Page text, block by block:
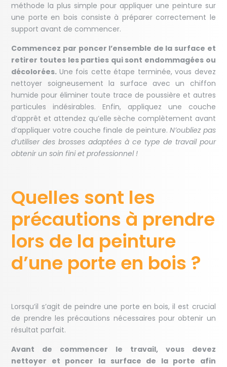
méthode la plus simple pour appliquer une peinture sur
une porte en bois consiste à préparer correctement le
support avant de commencer.
Commencez par poncer l’ensemble de la surface et
retirer toutes les parties qui sont endommagées ou
décolorées. Une fois cette étape terminée, vous devez
nettoyer soigneusement la surface avec un chiffon
humide pour éliminer toute trace de poussière et autres
particules indésirables. Enfin, appliquez une couche
d’apprêt et attendez qu’elle sèche complètement avant
d’appliquer votre couche finale de peinture.N’oubliez pas
d’utiliser des brosses adaptées à ce type de travail pour
obtenir un soin fini et professionnel !
Quelles sont les
précautions à prendre
lors de la peinture
d’une porte en bois ?
Lorsqu’il s’agit de peindre une porte en bois, il est crucial
de prendre les précautions nécessaires pour obtenir un
résultat parfait.
Avant de commencer le travail, vous devez
nettoyer et poncer la surface de la porte afin